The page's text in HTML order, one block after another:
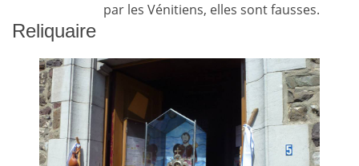
par les Vénitiens, elles sont fausses.
Reliquaire